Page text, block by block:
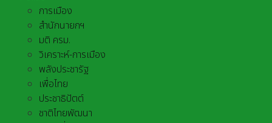
การเมือง
สำนักนายกฯ
มติ ครม.
วิเคราะห์-การเมือง
พลังประชารัฐ
เพื่อไทย
ประชาธิปัตต์
ชาติไทยพัฒนา